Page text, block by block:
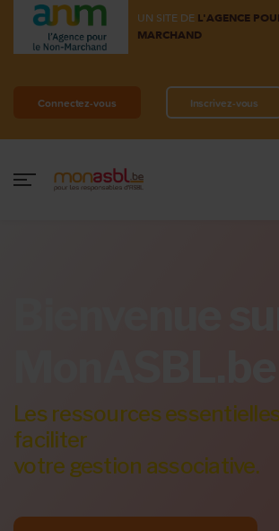
UN SITE DE L'AGENCE
MARCHAND
Connectez-vous Inscrivez-vous
Les ressources
faciliter
votre gestion associative.